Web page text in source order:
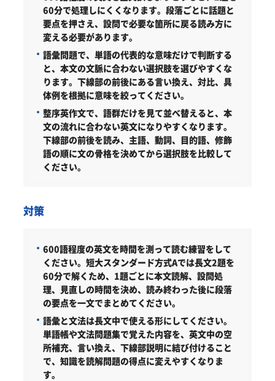
60分で処理しにくくなります。段落ごとに話題と
要点を押さえ、設問で必要な箇所に戻る読み方に
変える必要があります。
語彙問題で、単語の代表的な意味だけで判断する
と、本文の文脈に合わない選択肢を選びやすくな
ります。下線部の前後にある言い換え、対比、具
体例を根拠に意味を絞ってください。
整序英作文で、語群だけを見て並べ替えると、本
文の流れに合わない英文になりやすくなります。
下線部の前後を読み、主語、動詞、目的語、修飾
語の順に文の骨格を決めてから選択肢を比較して
ください。
対策
600語程度の英文を時間を測って読む練習をして
ください。 短大スタンダード方式Aでは長文2題を
60分で解くため、1題ごとに本文読解、設問処
理、見直しの時間を決め、読み終わった後に段落
の要点を一文でまとめてください。
語彙と文法は長文中で使える形にしてください。
単語帳や文法問題集で覚えた内容を、英文中の空
所補充、言い換え、下線部説明に結び付けること
で、知識を読解問題の得点に変えやすくなりま
す。